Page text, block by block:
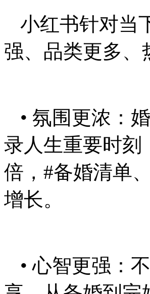
小红书针对当
强、品类更多、
• 氛围更浓：
录人生重要时刻
倍，#备婚清单
增长。
• 心智更强：